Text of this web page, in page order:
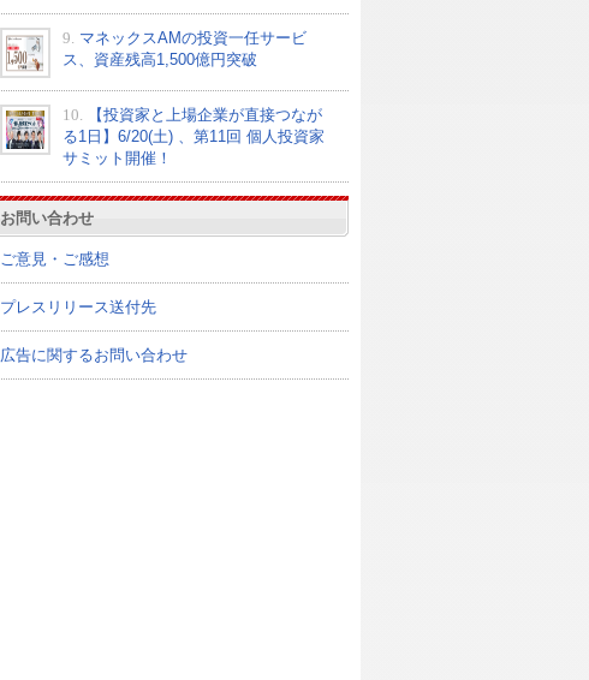
9. マネックスAMの投資一任サービ
ス、資産残高1,500億円突破
10.
【投資家と上場企業が直接つなが
る1日】6/20(土) 、第11回 個人投資家
サミット開催！
お問い合わせ
ご意見・ご感想
プレスリリース送付先
広告に関するお問い合わせ